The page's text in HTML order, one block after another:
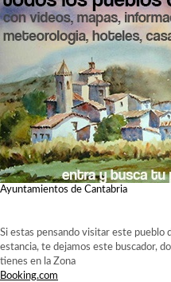
Ayuntamientos de Cantabria
Si estas pensando visitar este pueblo
estancia, te dejamos este buscador,
tienes en la Zona
Booking.com